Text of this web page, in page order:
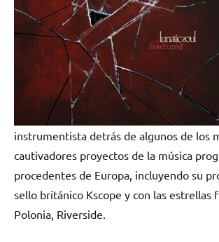
instrumentista detrás de algunos de los
cautivadores proyectos de la música
procedentes de Europa, incluyendo su
sello británico Kscope y con las estrellas
Polonia, Riverside.